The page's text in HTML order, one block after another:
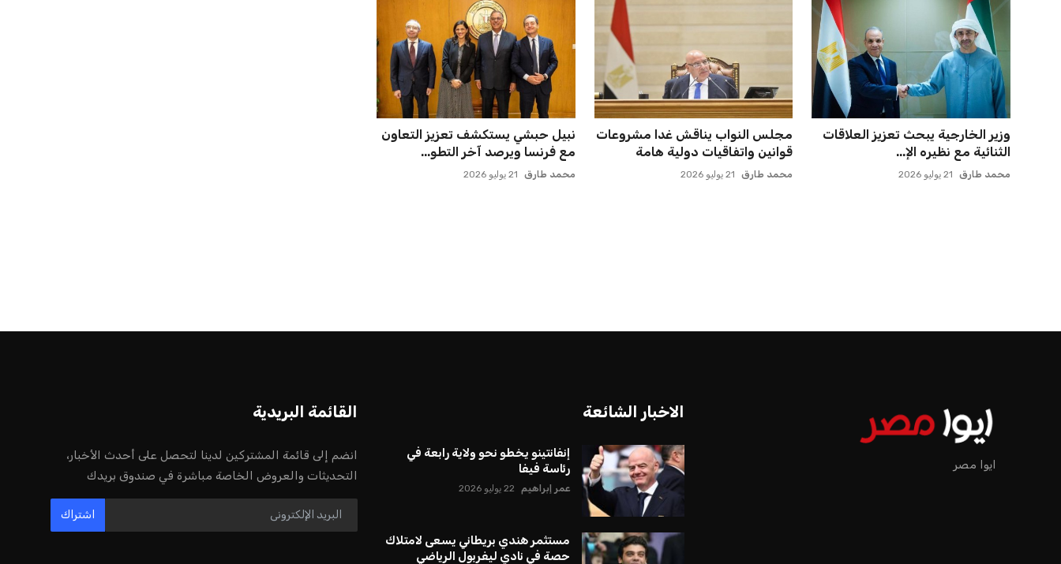
وزير الخارجية يبحث تعزيز العلاقات
الثنائية مع نظيره الإ...
محمد طارق 21 يوليو 2026
مجلس النواب يناقش غدا مشروعات
قوانين واتفاقيات دولية هامة
محمد طارق 21 يوليو 2026
نبيل حبشي يستكشف تعزيز التعاون
مع فرنسا ويرصد آخر التطو...
محمد طارق 21 يوليو 2026
ايوا مصر
الاخبار الشائعة
إنفانتينو يخطو نحو ولاية رابعة في
رئاسة فيفا
عمر إبراهيم 22 يوليو 2026
مستثمر هندي بريطاني يسعى لامتلاك
حصة في نادي ليفربول الرياضي
القائمة البريدية
انضم إلى قائمة المشتركين لدينا لتحصل على أحدث الأخبار،
التحديثات والعروض الخاصة مباشرة في صندوق بريدك
اشتراك